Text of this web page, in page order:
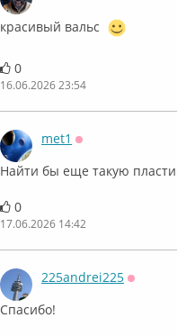
⁣красивый вальс
0
16.06.2026 23:54
met1
Найти бы еще такую
0
17.06.2026 14:42
225andrei225
Спасибо!